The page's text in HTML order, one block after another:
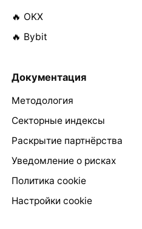
🔥 OKX
🔥 Bybit
Документация
Методология
Секторные индексы
Раскрытие партнёрства
Уведомление о рисках
Политика cookie
Настройки cookie